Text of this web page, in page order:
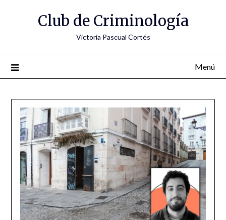
Club de Criminología
Victoria Pascual Cortés
Menú